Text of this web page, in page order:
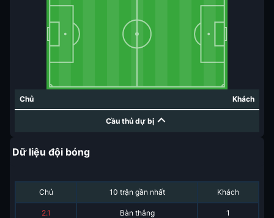
Chủ Khách
Cầu thủ dự bị
Dữ liệu đội bóng
Chủ 10 trận gần nhất Khách
2.1 Bàn thắng 1